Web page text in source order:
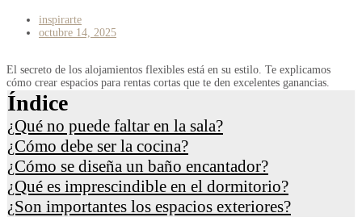
inspirarte
octubre 14, 2025
El secreto de los alojamientos flexibles está en su estilo. Te explicamos
cómo crear espacios para rentas cortas que te den excelentes ganancias.
Índice
¿Qué no puede faltar en la sala?
¿Cómo debe ser la cocina?
¿Cómo se diseña un baño encantador?
¿Qué es imprescindible en el dormitorio?
¿Son importantes los espacios exteriores?